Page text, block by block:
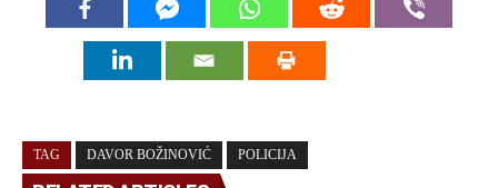
TAG DAVOR BOŽINOVIĆ POLICIJA